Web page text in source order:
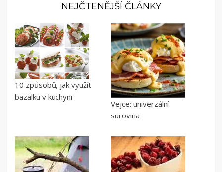
NEJČTENĚJŠÍ ČLÁNKY
10 způsobů, jak využít
bazalku v kuchyni
Vejce: univerzální
surovina